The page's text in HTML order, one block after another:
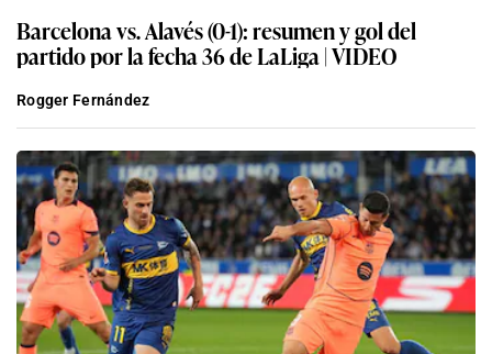
Barcelona vs. Alavés (0-1): resumen y gol del
partido por la fecha 36 de LaLiga | VIDEO
Rogger Fernández